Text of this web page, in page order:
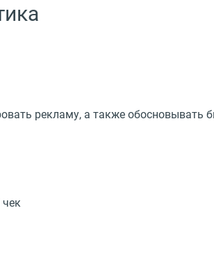
рекламу, а также обосновывать